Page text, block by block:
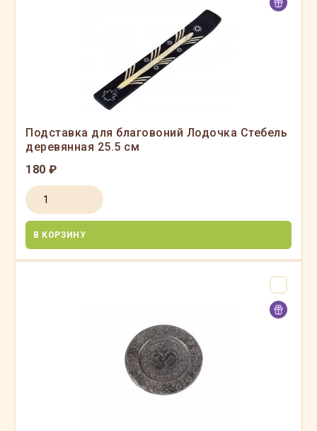
Подставка для благовоний Лодочка Стебель
деревянная 25.5 см
180 ₽
В КОРЗИНУ